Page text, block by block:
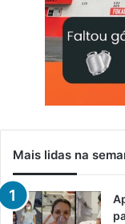
Mais lidas na